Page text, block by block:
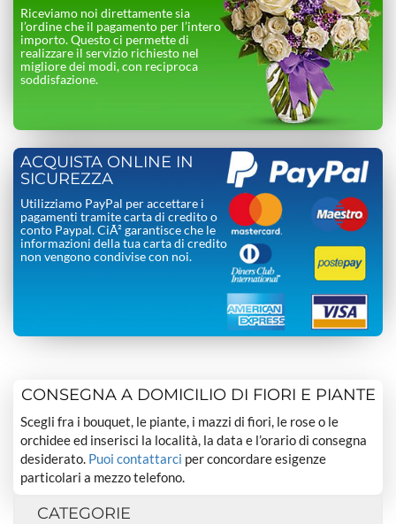
Riceviamo noi direttamente sia
l’ordine che il pagamento per l’intero
importo. Questo ci permette di
realizzare il servizio richiesto nel
migliore dei modi, con reciproca
soddisfazione.
ACQUISTA ONLINE IN
SICUREZZA
Utilizziamo PayPal per accettare i
pagamenti tramite carta di credito o
conto Paypal. CiÃ² garantisce che le
informazioni della tua carta di credito
non vengono condivise con noi.
CONSEGNA A DOMICILIO DI FIORI E PIANTE
Scegli fra i bouquet, le piante, i mazzi di fiori, le rose o le
orchidee ed inserisci la località, la data e l’orario di consegna
desiderato. Puoi contattarci per concordare esigenze
particolari a mezzo telefono.
CATEGORIE